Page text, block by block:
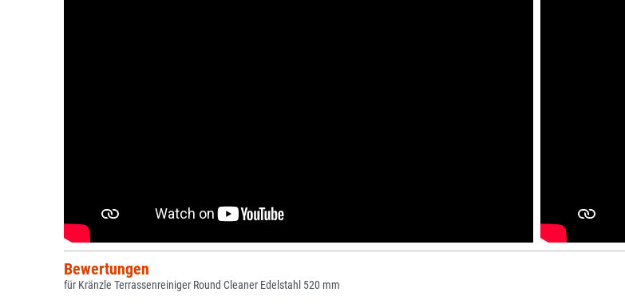
Bewertungen
für Kränzle Terrassenreiniger Round Cleaner Edelstahl 520 mm